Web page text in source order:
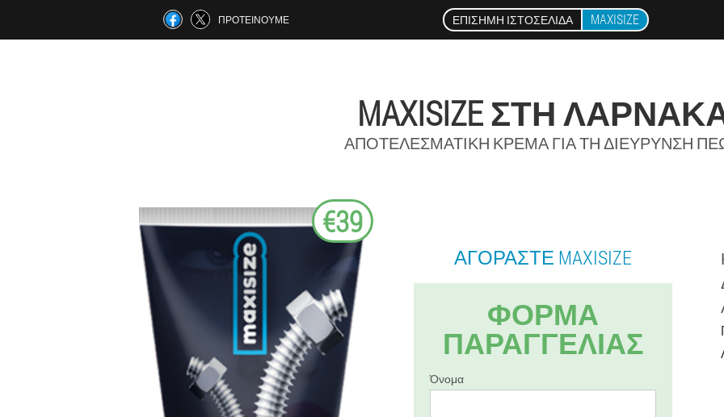
ΠΡΟΤΕΊΝΟΥΜΕ ΕΠΊΣΗΜΗ ΙΣΤΟΣΕΛΊΔΑ MAXISIZE
MAXISIZE ΣΤΗ
ΑΠΟΤΕΛΕΣΜΑΤΙΚΉ ΚΡΈΜΑ ΓΙΑ ΤΗ ΔΙΕΎΡΥΝΣΗ
€39
ΑΓΟΡΆΣΤΕ MAXISIZE
ΦΌΡΜΑ
ΠΑΡΑΓΓΕΛΊΑΣ
Όνομα